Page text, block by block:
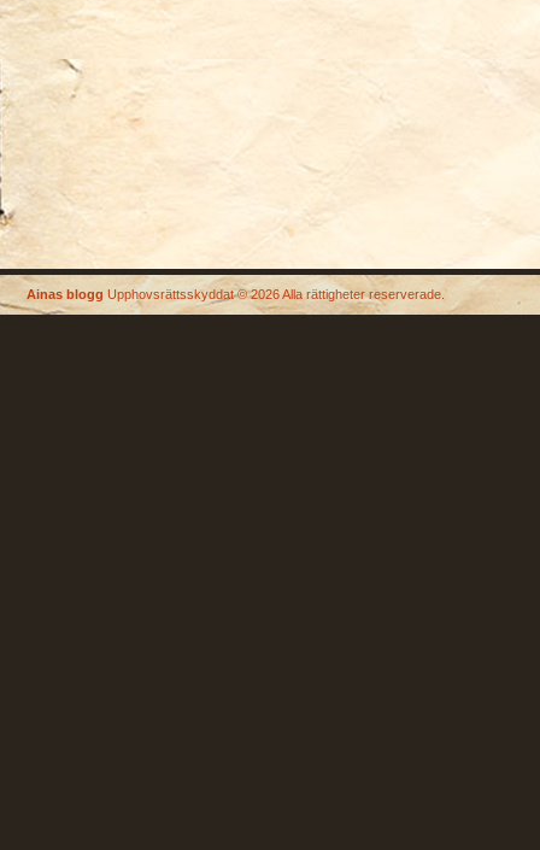
Ainas blogg Upphovsrättsskyddat © 2026 Alla rättigheter reserverade.